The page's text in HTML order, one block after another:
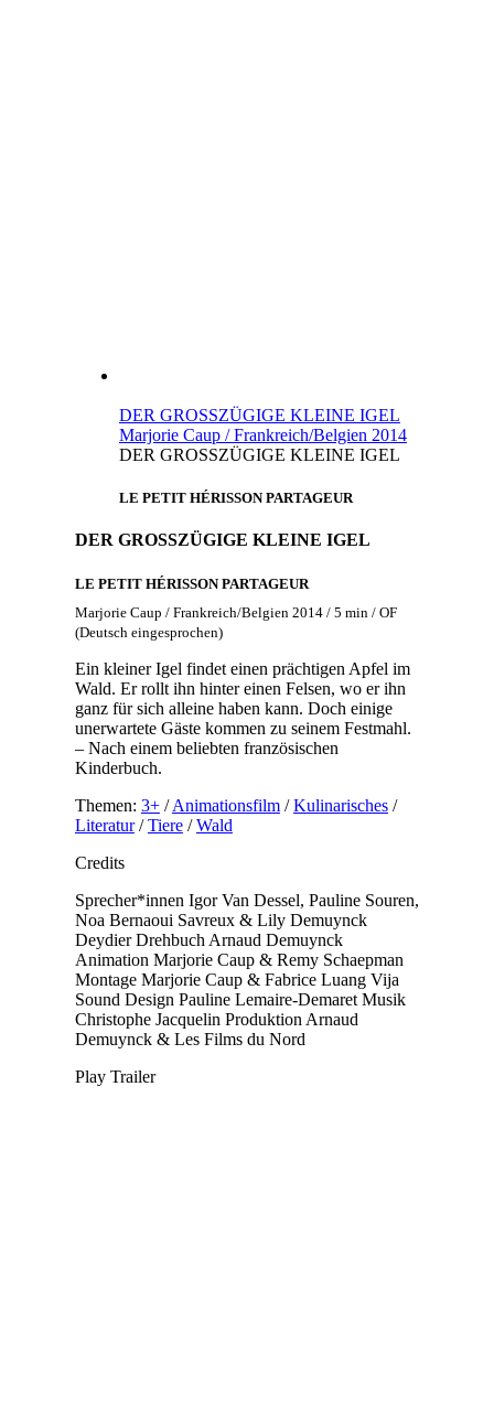
DER GROSSZÜGIGE KLEINE IGEL
Marjorie Caup / Frankreich/Belgien 2014
DER GROSSZÜGIGE KLEINE IGEL
LE PETIT HÉRISSON PARTAGEUR
DER GROSSZÜGIGE KLEINE IGEL
LE PETIT HÉRISSON PARTAGEUR
Marjorie Caup / Frankreich/Belgien 2014 / 5 min / OF
(Deutsch eingesprochen)
Ein kleiner Igel findet einen prächtigen Apfel im
Wald. Er rollt ihn hinter einen Felsen, wo er ihn
ganz für sich alleine haben kann. Doch einige
unerwartete Gäste kommen zu seinem Festmahl.
– Nach einem beliebten französischen
Kinderbuch.
Themen: 3+/Animationsfilm/Kulinarisches/
Literatur/Tiere/Wald
Credits
Sprecher*innen Igor Van Dessel, Pauline Souren,
Noa Bernaoui Savreux & Lily Demuynck
Deydier Drehbuch Arnaud Demuynck
Animation Marjorie Caup & Remy Schaepman
Montage Marjorie Caup & Fabrice Luang Vija
Sound Design Pauline Lemaire-Demaret Musik
Christophe Jacquelin Produktion Arnaud
Demuynck & Les Films du Nord
Play Trailer